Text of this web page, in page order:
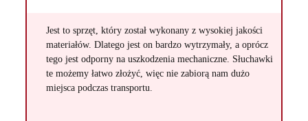
Jest to sprzęt, który został wykonany z wysokiej jakości
materiałów. Dlatego jest on bardzo wytrzymały, a oprócz
tego jest odporny na uszkodzenia mechaniczne. Słuchawki
te możemy łatwo złożyć, więc nie zabiorą nam dużo
miejsca podczas transportu.